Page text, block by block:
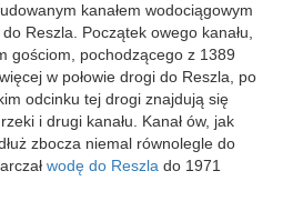
kanałem wodociągowym
Reszla. Początek owego kanału,
gościom, pochodzącego z 1389
w połowie drogi do Reszla, po
odcinku tej drogi znajdują się
i drugi kanału. Kanał ów, jak
zbocza niemal równolegle do
wodę do Reszla do 1971